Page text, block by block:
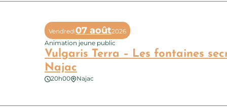
Vulgaris Terra – Les fontaines
Najac
20h00 Najac
Vendredi07 août2026
Animation jeune public